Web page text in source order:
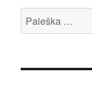
Ieškoti: